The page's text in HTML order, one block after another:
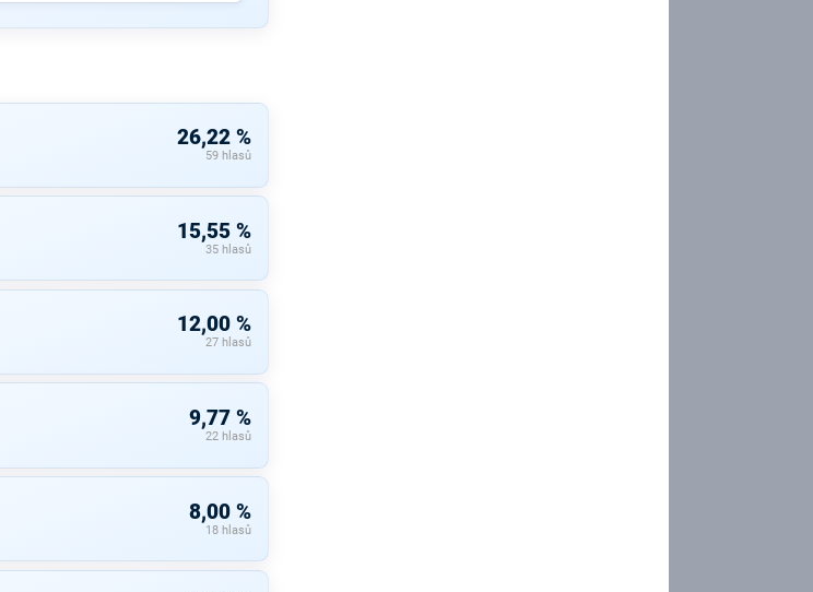
26,22 %
59 hlasů
15,55 %
35 hlasů
12,00 %
27 hlasů
9,77 %
22 hlasů
8,00 %
18 hlasů